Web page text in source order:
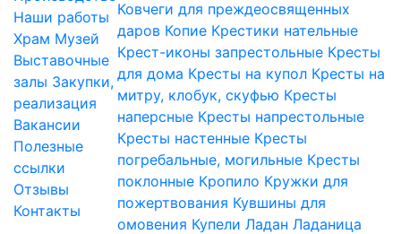
Наши работы
Храм Музей
Выставочные
залы Закупки,
реализация
Вакансии
Полезные
ссылки
Отзывы
Контакты
Ковчеги для преждеосвященных
даров Копие Крестики нательные
Крест-иконы запрестольные Кресты
для дома Кресты на купол Кресты на
митру, клобук, скуфью Кресты
наперсные Кресты напрестольные
Кресты настенные Кресты
погребальные, могильные Кресты
поклонные Кропило Кружки для
пожертвования Кувшины для
омовения Купели Ладан Ладаница